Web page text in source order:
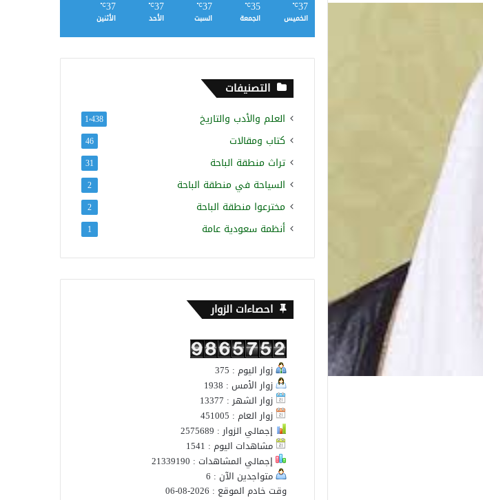
37
℃
الخميس
35
℃
الجمعة
37
℃
السبت
37
℃
الأحد
37
℃
الأثنين
التصنيفات
العلم والأدب والتاريخ 1٬438
كتاب ومقالات 46
تراث منطقة الباحة 31
السياحة في منطقة الباحة 2
مخترعوا منطقة الباحة 2
أنظمة سعودية عامة 1
احصاءات الزوار
زوار اليوم : 375
زوار الأمس : 1938
زوار الشهر : 13377
زوار العام : 451005
إجمالي الزوار : 2575689
مشاهدات اليوم : 1541
إجمالي المشاهدات : 21339190
متواجدين الآن : 6
وقت خادم الموقع : 2026-08-06